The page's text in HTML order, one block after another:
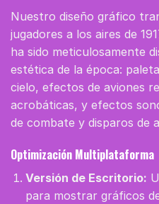
Nuestro diseño gráfico
jugadores a los aires de
ha sido meticulosamente
estética de la época:
cielo, efectos de aviones
acrobáticas, y efectos
de combate y disparos de
Optimización Multiplataforma
Versión de Escritorio:
para mostrar gráficos